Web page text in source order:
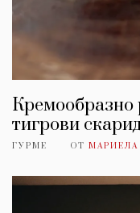
Кремообразно
тигрови
ГУРМЕ ОТ